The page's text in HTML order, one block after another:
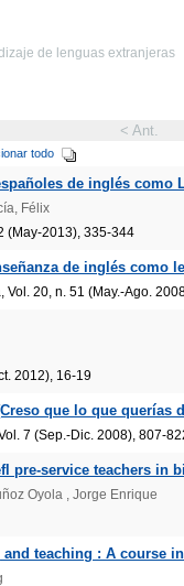
de lenguas extranjeras
< Ant.
todo
de inglés
Félix
(May-2013), 335-344
de inglés como
20, n. 51 (May.-Ago.
2012), 16-19
que lo que
7 (Sep.-Dic. 2008), 807-
pre-service teachers in
Oyola , Jorge Enrique
teaching : A course